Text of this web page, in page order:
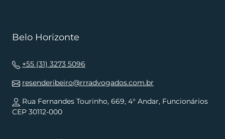
Belo Horizonte
+55 (31) 3273 5096
resenderibeiro@rrradvogados.com.br
Rua Fernandes Tourinho, 669, 4° Andar, Funcionários
CEP 30112-000